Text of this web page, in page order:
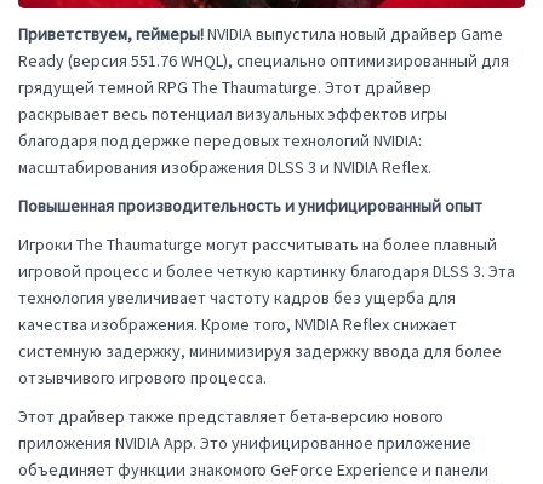
Приветствуем, геймеры!NVIDIA выпустила новый драйвер Game
Ready (версия 551.76 WHQL), специально оптимизированный для
грядущей темной RPG The Thaumaturge. Этот драйвер
раскрывает весь потенциал визуальных эффектов игры
благодаря поддержке передовых технологий NVIDIA:
масштабирования изображения DLSS 3 и NVIDIA Reflex.
Повышенная производительность и унифицированный опыт
Игроки The Thaumaturge могут рассчитывать на более плавный
игровой процесс и более четкую картинку благодаря DLSS 3. Эта
технология увеличивает частоту кадров без ущерба для
качества изображения. Кроме того, NVIDIA Reflex снижает
системную задержку, минимизируя задержку ввода для более
отзывчивого игрового процесса.
Этот драйвер также представляет бета-версию нового
приложения NVIDIA App. Это унифицированное приложение
объединяет функции знакомого GeForce Experience и панели